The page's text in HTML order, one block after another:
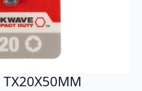
TX20X50MM